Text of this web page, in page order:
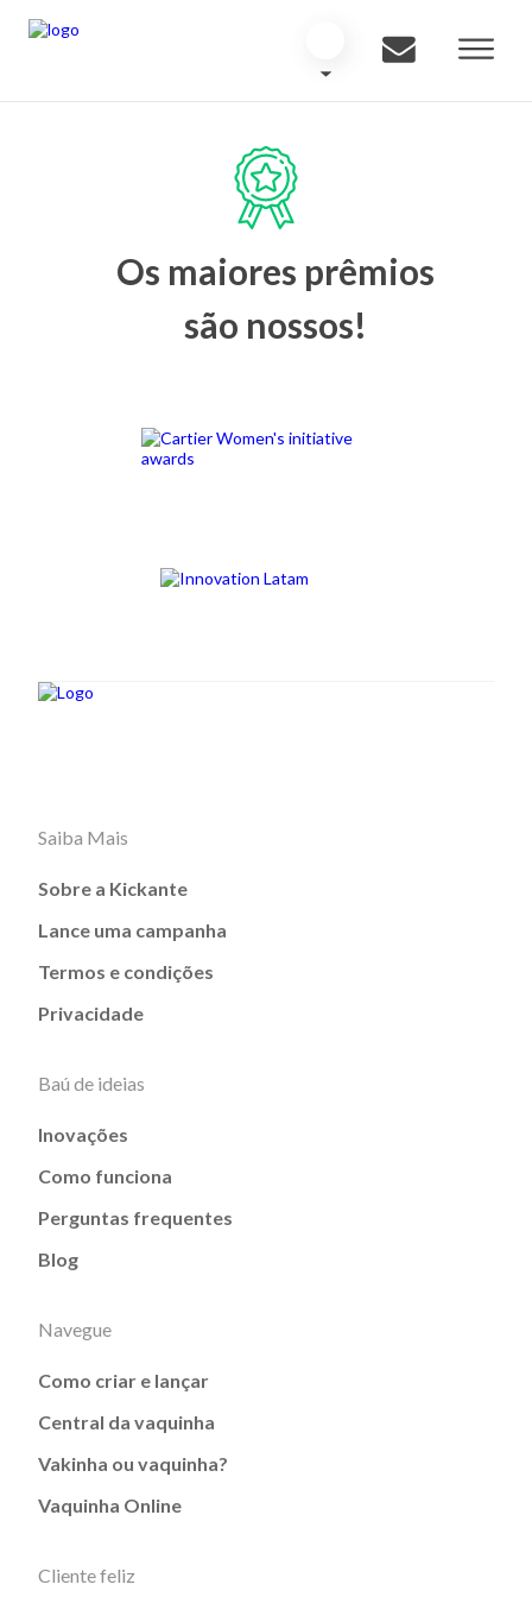
Os maiores prêmios
são nossos!
Saiba Mais
Sobre a Kickante
Lance uma campanha
Termos e condições
Privacidade
Baú de ideias
Inovações
Como funciona
Perguntas frequentes
Blog
Navegue
Como criar e lançar
Central da vaquinha
Vakinha ou vaquinha?
Vaquinha Online
Cliente feliz